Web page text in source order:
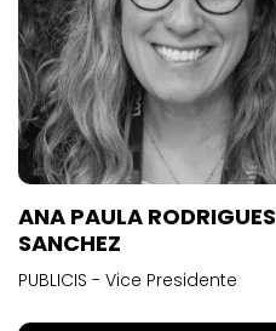
ANA PAULA RODRIGUES
SANCHEZ
PUBLICIS - Vice Presidente